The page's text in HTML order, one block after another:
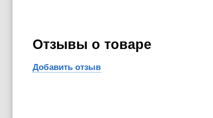
Отзывы о товаре
Добавить отзыв